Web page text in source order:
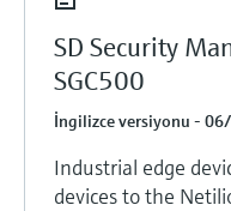
SD Security
SGC500
İngilizce versiyonu -
Industrial edge
devices to the